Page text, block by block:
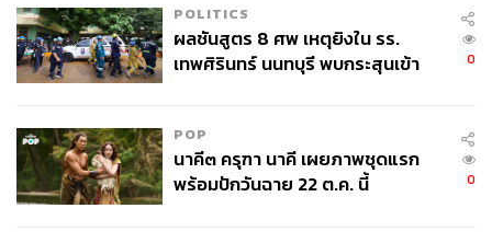
POLITICS
ผลชันสูตร 8 ศพ เหตุยิงใน รร.
เทพศิรินทร์ นนทบุรี พบกระสุนเข้า
0
POP
นาคี๓ ครุฑา นาคี เผยภาพชุดแรก
พร้อมปักวันฉาย 22 ต.ค. นี้
0